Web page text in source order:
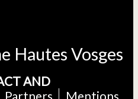
Hautes Vosges
AND
Partners
Mentions